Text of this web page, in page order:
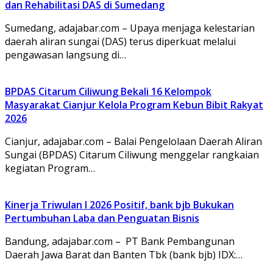
dan Rehabilitasi DAS di Sumedang
Sumedang, adajabar.com – Upaya menjaga kelestarian
daerah aliran sungai (DAS) terus diperkuat melalui
pengawasan langsung di…
BPDAS Citarum Ciliwung Bekali 16 Kelompok
Masyarakat Cianjur Kelola Program Kebun Bibit Rakyat
2026
Cianjur, adajabar.com – Balai Pengelolaan Daerah Aliran
Sungai (BPDAS) Citarum Ciliwung menggelar rangkaian
kegiatan Program…
Kinerja Triwulan I 2026 Positif, bank bjb Bukukan
Pertumbuhan Laba dan Penguatan Bisnis
Bandung, adajabar.com – PT Bank Pembangunan
Daerah Jawa Barat dan Banten Tbk (bank bjb) IDX:…